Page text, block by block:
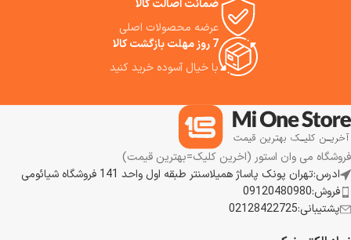
ضمانت اصالت کالا
عرضه محصولات اصلی
7 روز مهلت بازگشت کالا
با خیال آسوده خرید کنید
فروشگاه می وان استور (اخرین کلیک=بهترین قیمت)
ادرس:تهران پونک پاساژ همیلاسنتر طبقه اول واحد 141 فروشگاه شیائومی
فروش:09120480980
پشتیبانی:02128422725